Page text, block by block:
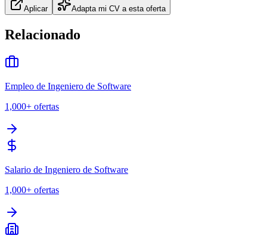
Aplicar Adapta mi CV a esta oferta
Relacionado
Empleo de Ingeniero de Software
1,000+ ofertas
Salario de Ingeniero de Software
1,000+ ofertas